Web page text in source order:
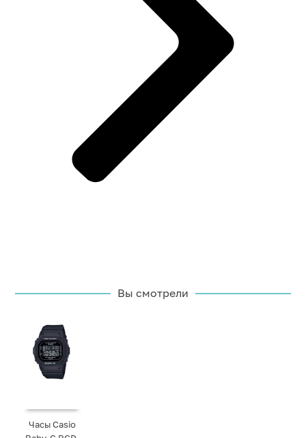
Вы смотрели
Часы Casio